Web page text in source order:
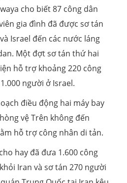
cho biết 87 công dân
gia đình đã được sơ tán
Israel đến các nước láng
Một đợt sơ tán thứ hai
hỗ trợ khoảng 220 công
người ở Israel.
điều động hai máy bay
vệ Trên không đến
hỗ trợ công nhân di tản.
hay đã đưa 1.600 công
Iran và sơ tán 270 người